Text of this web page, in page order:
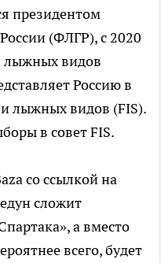
президентом
(ФЛГР), с 2020
лыжных видов
Россию в
лыжных видов (FIS).
в совет FIS.
со ссылкой на
сложит
а вместо
всего, будет